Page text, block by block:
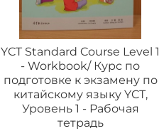
YCT Standard Course Level 1
- Workbook/ Курс по
подготовке к экзамену по
китайскому языку YCТ,
Уровень 1 - Рабочая
тетрадь